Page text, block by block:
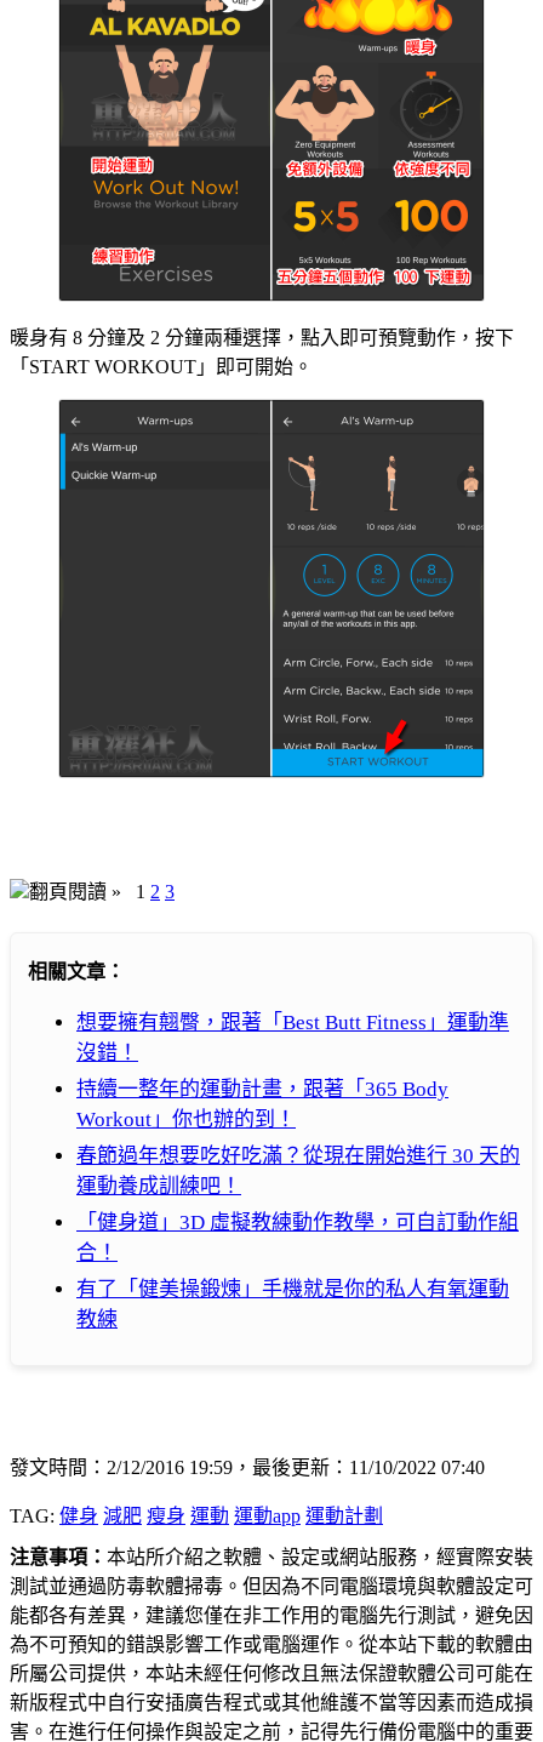
暖身有 8 分鐘及 2 分鐘兩種選擇，點入即可預覽動作，按下
「START WORKOUT」即可開始。
翻頁閱讀 » 1 2 3
相關文章：
想要擁有翹臀，跟著「Best Butt Fitness」運動準
沒錯！
持續一整年的運動計畫，跟著「365 Body
Workout」你也辦的到！
春節過年想要吃好吃滿？從現在開始進行 30 天的
運動養成訓練吧！
「健身道」3D 虛擬教練動作教學，可自訂動作組
合！
有了「健美操鍛煉」手機就是你的私人有氧運動
教練
發文時間：2/12/2016 19:59，最後更新：11/10/2022 07:40
TAG: 健身 減肥 瘦身 運動 運動app 運動計劃
注意事項： 本站所介紹之軟體、設定或網站服務，經實際安裝
測試並通過防毒軟體掃毒。但因為不同電腦環境與軟體設定可
能都各有差異，建議您僅在非工作用的電腦先行測試，避免因
為不可預知的錯誤影響工作或電腦運作。從本站下載的軟體由
所屬公司提供，本站未經任何修改且無法保證軟體公司可能在
新版程式中自行安插廣告程式或其他維護不當等因素而造成損
害。在進行任何操作與設定之前，記得先行備份電腦中的重要